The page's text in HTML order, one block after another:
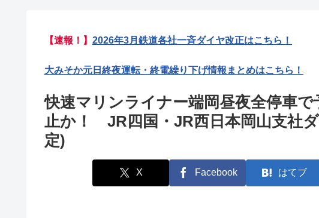
【速報！】 2026年3月鉄道各社一斉ダイヤ改正はこちら！
大みそか元日終夜運転・終電繰り下げ情報まとめはこちら！
快速マリンライナー端岡昼夜全停車
止か！ JR四国・JR西日本岡山支社
定)
X Facebook はてブ